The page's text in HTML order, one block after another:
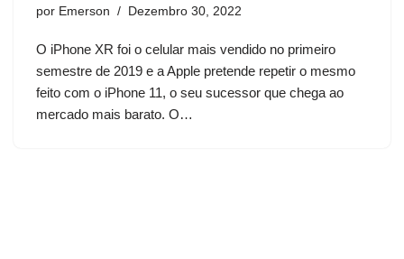
por Emerson Dezembro 30, 2022
O iPhone XR foi o celular mais vendido no primeiro
semestre de 2019 e a Apple pretende repetir o mesmo
feito com o iPhone 11, o seu sucessor que chega ao
mercado mais barato. O…